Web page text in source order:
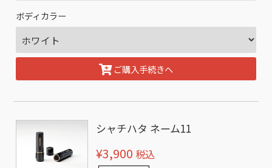
ボディカラー
ご購入手続きへ
シャチハタ ネーム11
¥3,900 税込